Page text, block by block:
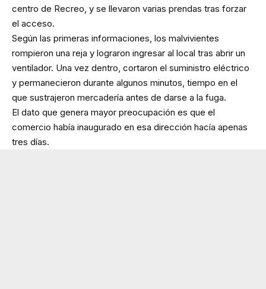
centro de Recreo, y se llevaron varias prendas tras forzar
el acceso.
Según las primeras informaciones, los malvivientes
rompieron una reja y lograron ingresar al local tras abrir un
ventilador. Una vez dentro, cortaron el suministro eléctrico
y permanecieron durante algunos minutos, tiempo en el
que sustrajeron mercadería antes de darse a la fuga.
El dato que genera mayor preocupación es que el
comercio había inaugurado en esa dirección hacía apenas
tres días.